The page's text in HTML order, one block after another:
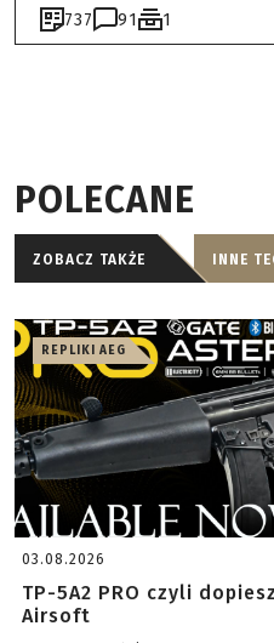
737 91 1
POLECANE
ZOBACZ TAKŻE INNE
REPLIKI AEG
03.08.2026
TP-5A2 PRO czyli
Airsoft